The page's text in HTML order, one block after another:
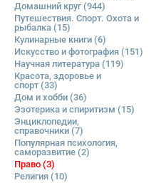
Домашний круг(944)
Путешествия. Спорт. Охота и
рыбалка (15)
Кулинарные книги (6)
Искусство и фотография (151)
Научная литература (119)
Красота, здоровье и
спорт(33)
Дом и хобби (36)
Эзотерика и спиритизм (15)
Энциклопедии,
справочники (7)
Популярная психология,
саморазвитие (2)
Право (3)
Религия (10)